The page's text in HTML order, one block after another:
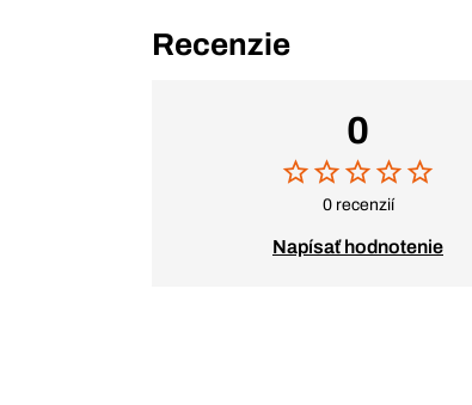
Recenzie
0
0 recenzií
Napísať hodnotenie